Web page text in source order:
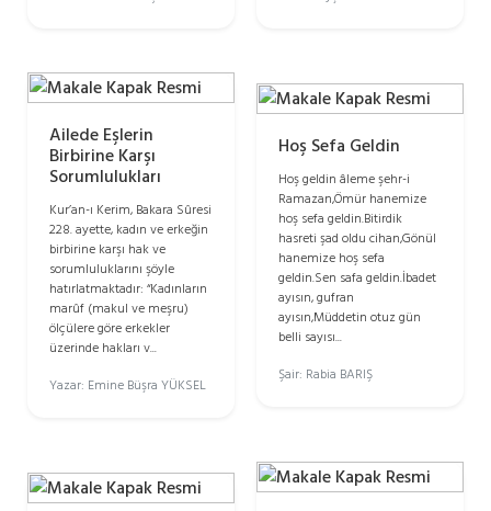
Ailede Eşlerin
Birbirine Karşı
Sorumlulukları
Kur’an-ı Kerim, Bakara Sûresi
228. ayette, kadın ve erkeğin
birbirine karşı hak ve
sorumluluklarını şöyle
hatırlatmaktadır: “Kadınların
marûf (makul ve meşru)
ölçülere göre erkekler
üzerinde hakları v...
Yazar: Emine Büşra YÜKSEL
Hoş Sefa Geldin
Hoş geldin âleme şehr-i
Ramazan,Ömür hanemize
hoş sefa geldin.Bitirdik
hasreti şad oldu cihan,Gönül
hanemize hoş sefa
geldin.Sen safa geldin.İbadet
ayısın, gufran
ayısın,Müddetin otuz gün
belli sayısı...
Şair: Rabia BARIŞ